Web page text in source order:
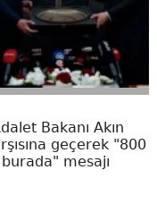
Bakanı Akın
geçerek "800
mesajı